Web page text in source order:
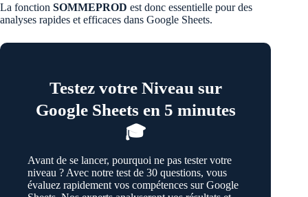
La fonction SOMMEPROD est donc essentielle pour des
analyses rapides et efficaces dans Google Sheets.
Testez votre Niveau sur
Google Sheets en 5 minutes
🎓
Avant de se lancer, pourquoi ne pas tester votre
niveau ? Avec notre test de 30 questions, vous
évaluez rapidement vos compétences sur Google